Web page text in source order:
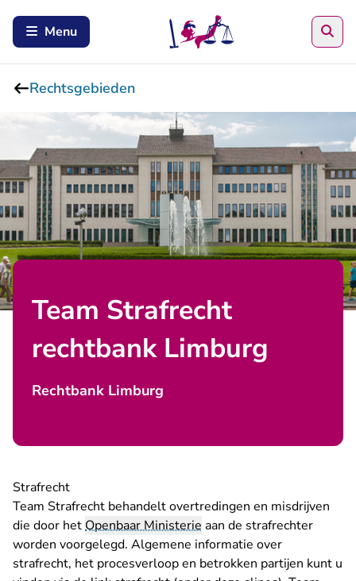
Menu
Rechtsgebieden
Team Strafrecht
rechtbank Limburg
Rechtbank Limburg
Strafrecht
Team Strafrecht behandelt overtredingen en misdrijven
die door hetOpenbaar Ministerie aan de strafrechter
worden voorgelegd. Algemene informatie over
strafrecht, het procesverloop en betrokken partijen kunt u